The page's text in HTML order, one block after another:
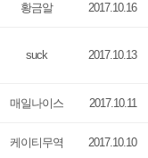
황금알 2017.10.16
suck 2017.10.13
매일나이스 2017.10.11
케이티무역 2017.10.10